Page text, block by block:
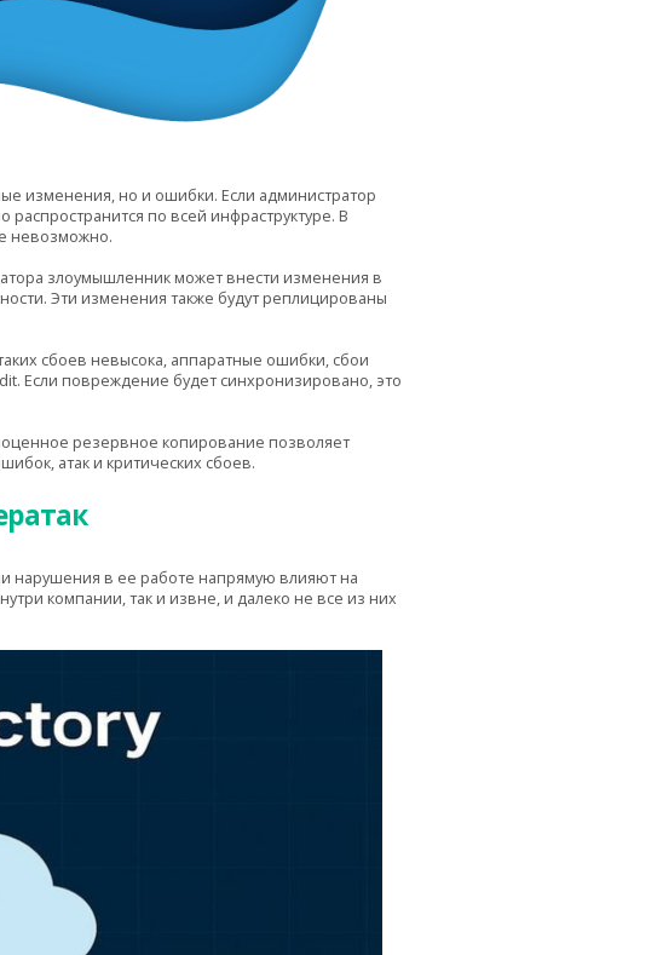
изменения, но и ошибки. Если администратор
по всей инфраструктуре. В
невозможно.
злоумышленник может внести изменения в
Эти изменения также будут реплицированы
сбоев невысока, аппаратные ошибки, сбои
Если повреждение будет синхронизировано, это
резервное копирование позволяет
атак и критических сбоев.
нарушения в ее работе напрямую влияют на
компании, так и извне, и далеко не все из них